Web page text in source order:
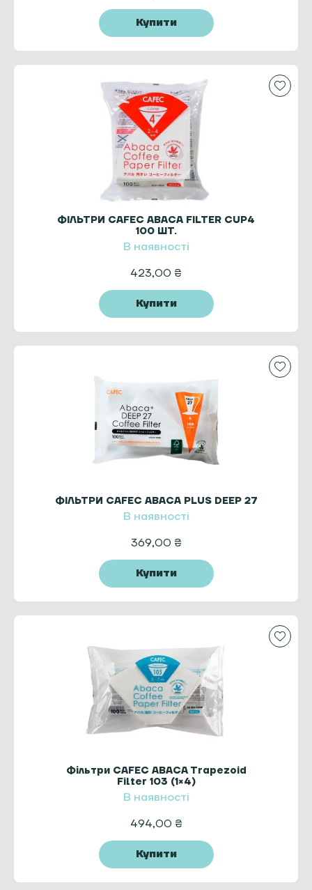
Купити
ФІЛЬТРИ CAFEC ABACA FILTER CUP4
100 ШТ.
В наявності
423,00 ₴
Купити
ФІЛЬТРИ CAFEC ABACA PLUS DEEP 27
В наявності
369,00 ₴
Купити
Фільтри CAFEC ABACA Trapezoid
Filter 103 (1×4)
В наявності
494,00 ₴
Купити